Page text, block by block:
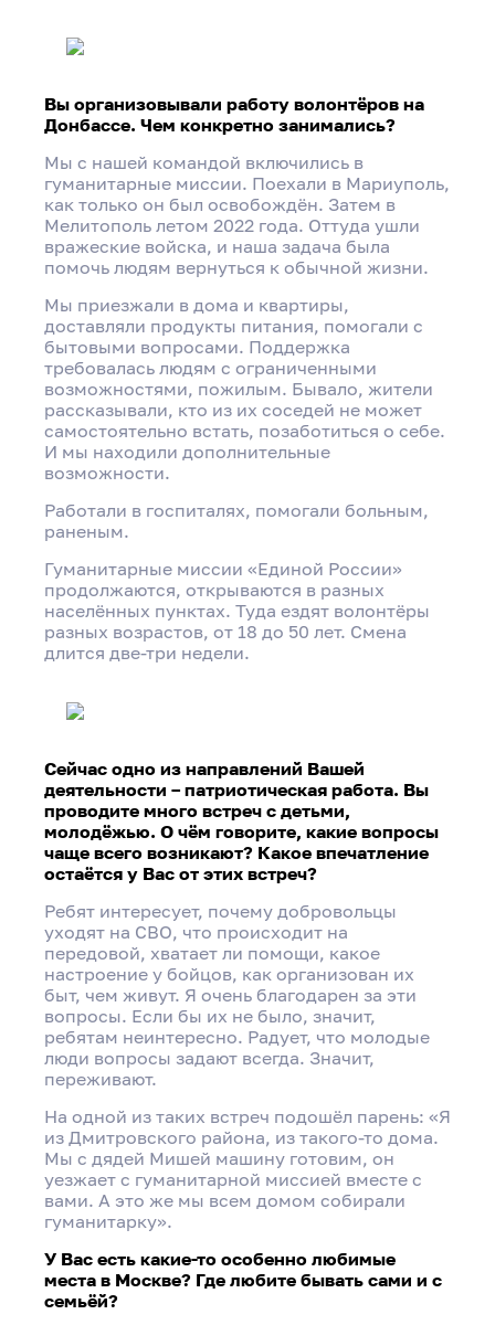
Вы организовывали работу волонтёров на
Донбассе. Чем конкретно занимались?
Мы с нашей командой включились в
гуманитарные миссии. Поехали в Мариуполь,
как только он был освобождён. Затем в
Мелитополь летом 2022 года. Оттуда ушли
вражеские войска, и наша задача была
помочь людям вернуться к обычной жизни.
Мы приезжали в дома и квартиры,
доставляли продукты питания, помогали с
бытовыми вопросами. Поддержка
требовалась людям с ограниченными
возможностями, пожилым. Бывало, жители
рассказывали, кто из их соседей не может
самостоятельно встать, позаботиться о себе.
И мы находили дополнительные
возможности.
Работали в госпиталях, помогали больным,
раненым.
Гуманитарные миссии «Единой России»
продолжаются, открываются в разных
населённых пунктах. Туда ездят волонтёры
разных возрастов, от 18 до 50 лет. Смена
длится две-три недели.
Сейчас одно из направлений Вашей
деятельности – патриотическая работа. Вы
проводите много встреч с детьми,
молодёжью. О чём говорите, какие вопросы
чаще всего возникают? Какое впечатление
остаётся у Вас от этих встреч?
Ребят интересует, почему добровольцы
уходят на СВО, что происходит на
передовой, хватает ли помощи, какое
настроение у бойцов, как организован их
быт, чем живут. Я очень благодарен за эти
вопросы. Если бы их не было, значит,
ребятам неинтересно. Радует, что молодые
люди вопросы задают всегда. Значит,
переживают.
На одной из таких встреч подошёл парень: «Я
из Дмитровского района, из такого-то дома.
Мы с дядей Мишей машину готовим, он
уезжает с гуманитарной миссией вместе с
вами. А это же мы всем домом собирали
гуманитарку».
У Вас есть какие-то особенно любимые
места в Москве? Где любите бывать сами и с
семьёй?